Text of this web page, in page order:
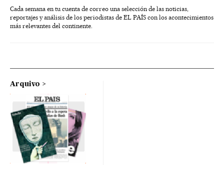
Cada semana en tu cuenta de correo una selección de las noticias,
reportajes y análisis de los periodistas de EL PAÍS con los acontecimientos
más relevantes del continente.
Arquivo